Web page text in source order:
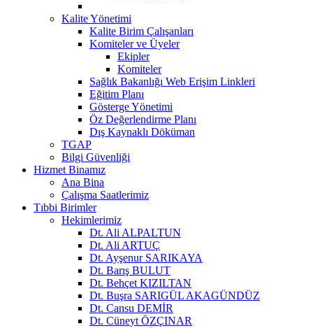
Kalite Yönetimi
Kalite Birim Çalışanları
Komiteler ve Üyeler
Ekipler
Komiteler
Sağlık Bakanlığı Web Erişim Linkleri
Eğitim Planı
Gösterge Yönetimi
Öz Değerlendirme Planı
Dış Kaynaklı Döküman
TGAP
Bilgi Güvenliği
Hizmet Binamız
Ana Bina
Çalışma Saatlerimiz
Tıbbi Birimler
Hekimlerimiz
Dt. Ali ALPALTUN
Dt. Ali ARTUÇ
Dt. Ayşenur SARIKAYA
Dt. Barış BULUT
Dt. Behçet KIZILTAN
Dt. Buşra SARIGÜL AKAGÜNDÜZ
Dt. Cansu DEMİR
Dt. Cüneyt ÖZÇINAR